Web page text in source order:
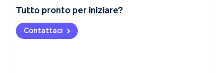
Tutto pronto per iniziare?
Contattaci
Australia
English
Austria
DeutschEnglish